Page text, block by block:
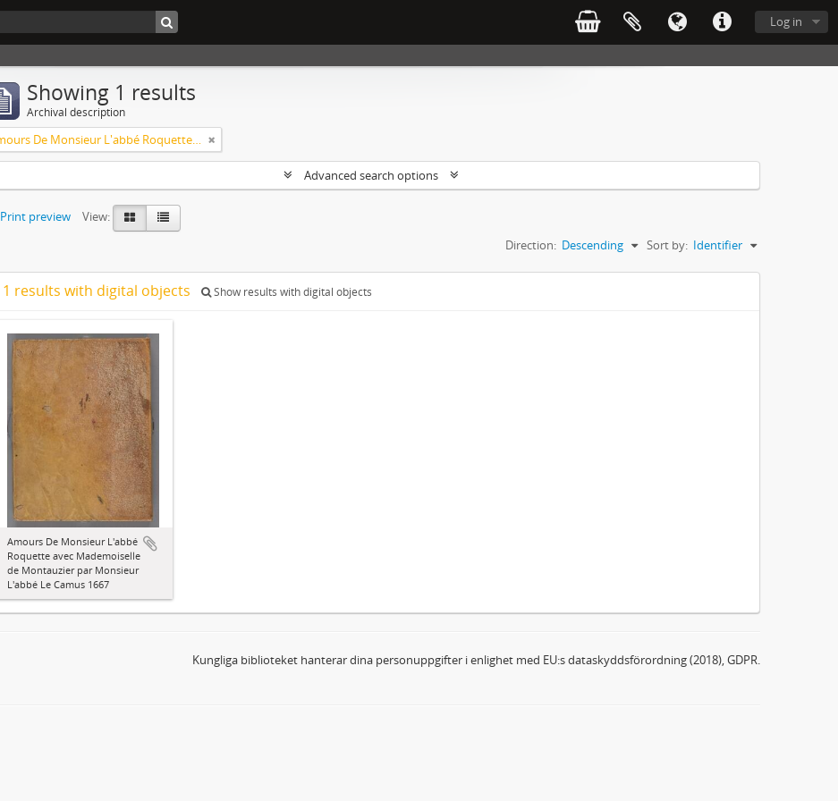
Log in
Showing 1 results
Archival description
Amours De Monsieur L'abbé Roquette avec Mademoiselle de Montauzier par Monsieur L'abbé Le Camus 1667
Advanced search options
Print preview
View:
Sort by: Identifier
Direction: Descending
1 results with digital objects Show results with digital objects
Amours De Monsieur L'abbé
Roquette avec Mademoiselle
de Montauzier par Monsieur
L'abbé Le Camus 1667
Kungliga biblioteket hanterar dina personuppgifter i enlighet med EU:s dataskyddsförordning (2018), GDPR.